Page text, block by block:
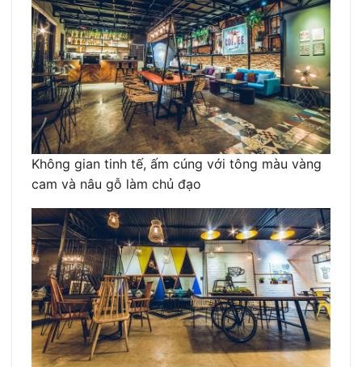
Không gian tinh tế, ấm cúng với tông màu vàng
cam và nâu gỗ làm chủ đạo